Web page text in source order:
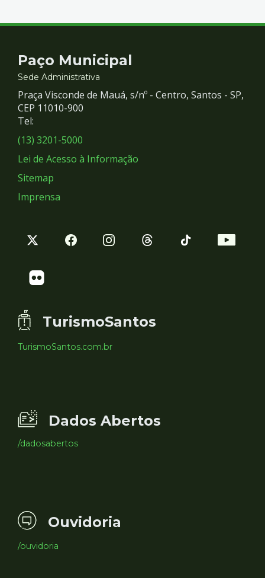
Contato
e
Redes
Sociais
Paço Municipal
Sede Administrativa
Praça Visconde de Mauá, s/nº - Centro, Santos - SP,
CEP 11010-900
Tel:
(13) 3201-5000
Lei de Acesso à Informação
Sitemap
Imprensa
TurismoSantos
TurismoSantos.com.br
Dados Abertos
/dadosabertos
Ouvidoria
/ouvidoria